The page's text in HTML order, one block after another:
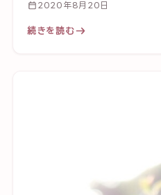
2020年8月20日
続きを読む